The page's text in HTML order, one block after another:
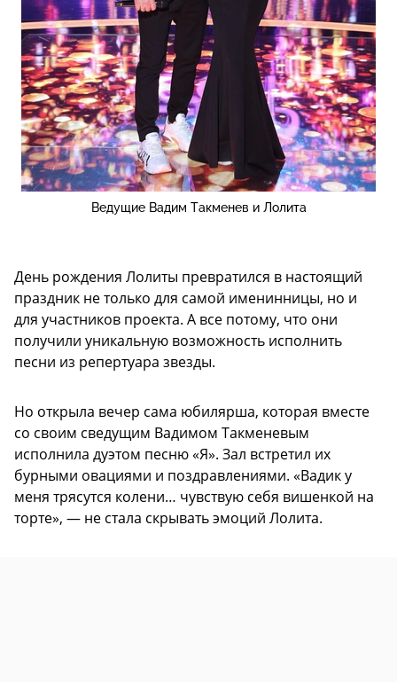
Ведущие Вадим Такменев и Лолита
День рождения Лолиты превратился в настоящий
праздник не только для самой именинницы, но и
для участников проекта. А все потому, что они
получили уникальную возможность исполнить
песни из репертуара звезды.
Но открыла вечер сама юбилярша, которая вместе
со своим сведущим Вадимом Такменевым
исполнила дуэтом песню «Я». Зал встретил их
бурными овациями и поздравлениями. «Вадик у
меня трясутся колени… чувствую себя вишенкой на
торте», — не стала скрывать эмоций Лолита.